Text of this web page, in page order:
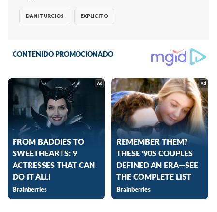
DANI TURCIOS EXPLICITO